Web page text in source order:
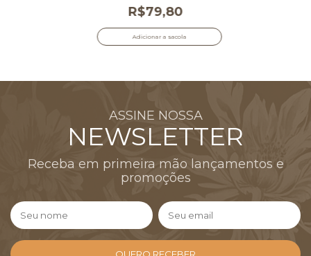
R$79,80
Adicionar a sacola
ASSINE NOSSA
NEWSLETTER
Receba em primeira mão lançamentos e
promoções